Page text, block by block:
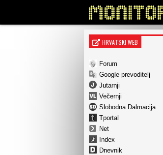
HRVATSKI WEB
Forum
Google prevoditelj
Jutarnji
Večernji
Slobodna Dalmacija
Tportal
Net
Index
Dnevnik